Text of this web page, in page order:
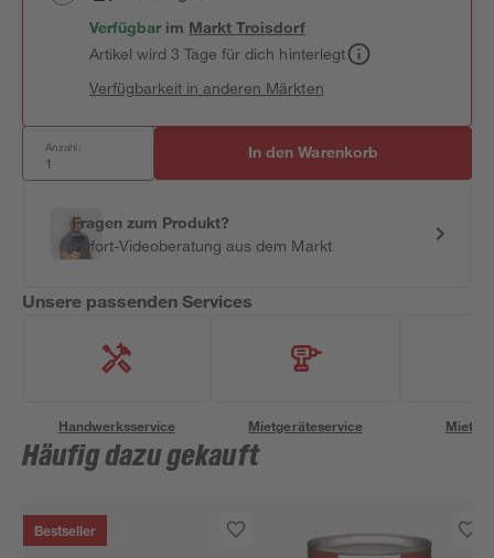
Verfügbar im MarktTroisdorf
Artikel wird 3 Tage für dich hinterlegt
Verfügbarkeit in anderen Märkten
Anzahl: In den Warenkorb
Fragen zum Produkt?
Sofort-Videoberatung aus dem Markt
Unsere passenden Services
Handwerksservice Mietgeräteservice
Häufig dazu gekauft
Bestseller